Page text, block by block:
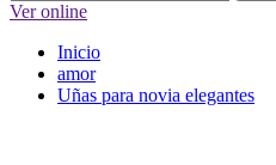
Ver online
Inicio
amor
Uñas para novia elegantes